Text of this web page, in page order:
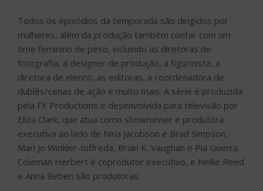
Todos os episódios da temporada são dirigidos por
mulheres, além da produção também contar com um
time feminino de peso, incluindo as diretoras de
fotografia, a designer de produção, a figurinista, a
diretora de elenco, as editoras, a coordenadora de
dublês/cenas de ação e muito mais. A série é produzida
pela FX Productions e desenvolvida para televisão por
Eliza Clark, que atua como showrunner e produtora
executiva ao lado de Nina Jacobson e Brad Simpson,
Mari Jo Winkler-Ioffreda, Brian K. Vaughan e Pia Guerra.
Coleman Herbert é coprodutor executivo, e Nellie Reed
e Anna Beben são produtoras.